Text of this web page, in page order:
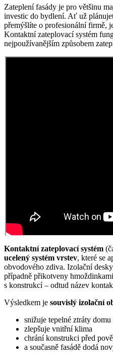
Zateplení fasády je pro většinu
investic do bydlení. Ať už
přemýšlíte o profesionální firmě,
Kontaktní zateplovací systém
nejpoužívanějším způsobem
Kontaktní zateplovací systém
ucelený systém vrstev, které se
obvodového zdiva. Izolační
případně přikotveny
s konstrukcí – odtud název
Výsledkem je souvislý izolační
snižuje tepelné ztráty domu
zlepšuje vnitřní klima
chrání konstrukci před
a současně fasádě dodá